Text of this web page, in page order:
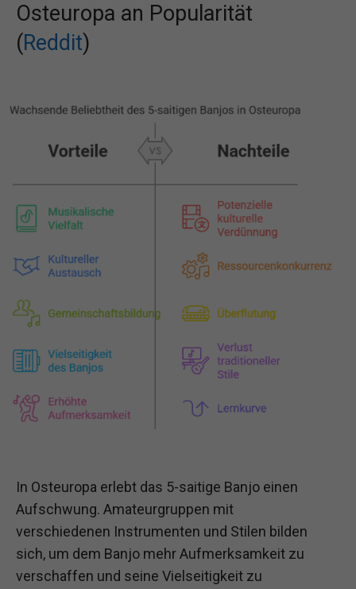
Osteuropa an Popularität
(Reddit)
In Osteuropa erlebt das 5-saitige Banjo einen
Aufschwung. Amateurgruppen mit
verschiedenen Instrumenten und Stilen bilden
sich, um dem Banjo mehr Aufmerksamkeit zu
verschaffen und seine Vielseitigkeit zu